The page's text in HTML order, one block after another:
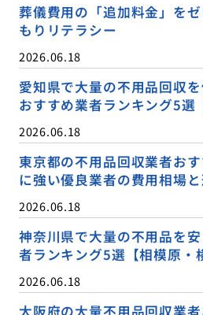
葬儀費用の「追加料金」を
もりリテラシー
2026.06.18
愛知県で大量の不用品回収
おすすめ業者ランキング5選
2026.06.18
東京都の不用品回収業者お
に強い優良業者の費用相場
2026.06.18
神奈川県で大量の不用品を
者ランキング5選【相模原・
2026.06.18
大阪府の大量不用品回収業